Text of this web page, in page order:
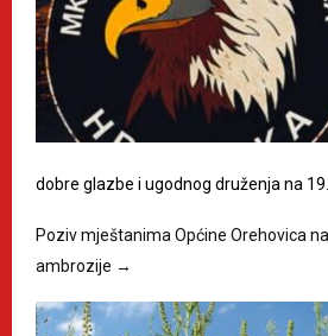
dobre glazbe i ugodnog druženja na
Poziv mještanima Općine Orehovica
ambrozije →